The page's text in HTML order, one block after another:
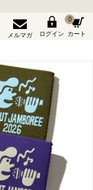
メルマガ ログイン
0
カート